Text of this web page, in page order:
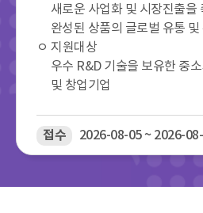
새로운 사업화 및 시장진출을
완성된 상품의 글로벌 유통 및
ㅇ 지원대상
우수 R&D 기술을 보유한 중소
및 창업기업
접수 2026-08-05 ~ 2026-